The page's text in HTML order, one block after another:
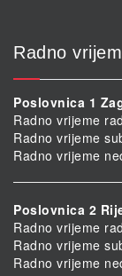
Radno
Poslovnica 1
Radno vrijeme
Radno vrijeme
Radno vrijeme
Poslovnica 2
Radno vrijeme
Radno vrijeme
Radno vrijeme